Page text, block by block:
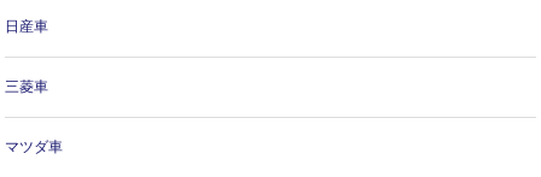
日産車
三菱車
マツダ車